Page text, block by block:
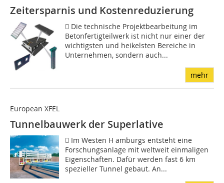
Zeitersparnis und Kostenreduzierung
 Die technische Projektbearbeitung im
Betonfertigteilwerk ist nicht nur einer der
wichtigsten und heikelsten Bereiche in
Unternehmen, sondern auch...
mehr
European XFEL
Tunnelbauwerk der Superlative
 Im Westen H amburgs entsteht eine
Forschungsanlage mit weltweit einmaligen
Eigenschaften. Dafür werden fast 6 km
spezieller Tunnel gebaut. An...